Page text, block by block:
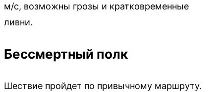
м/с, возможны грозы и кратковременные
ливни.
Бессмертный полк
Шествие пройдет по привычному маршруту.